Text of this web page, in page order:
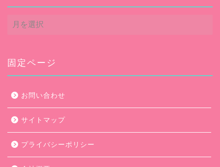
ア
ー
ブ
固定ページ
お問い合わせ
サイトマップ
プライバシーポリシー